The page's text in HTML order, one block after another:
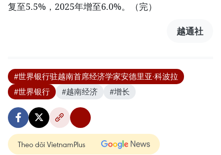
复至5.5%，2025年增至6.0%。（完）
越通社
#世界银行驻越南首席经济学家安德里亚·科波拉
#世界银行
#越南经济 #增长
Theo dõi VietnamPlus